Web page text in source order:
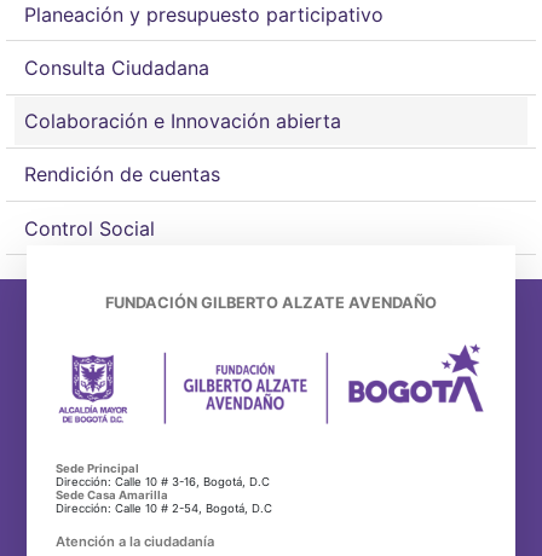
Planeación y presupuesto participativo
Consulta Ciudadana
Colaboración e Innovación abierta
Rendición de cuentas
Control Social
FUNDACIÓN GILBERTO ALZATE AVENDAÑO
Sede Principal
Dirección: Calle 10 # 3-16, Bogotá, D.C
Sede Casa Amarilla
Dirección: Calle 10 # 2-54, Bogotá, D.C
Atención a la ciudadanía